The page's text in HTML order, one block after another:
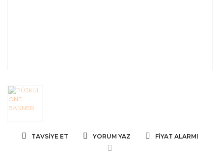
TAVSIYE ET YORUM YAZ FIYAT ALARMI